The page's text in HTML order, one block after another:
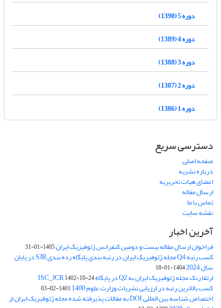
دوره 5 (1390)
دوره 4 (1389)
دوره 3 (1388)
دوره 2 (1387)
دوره 1 (1386)
دسترسی سریع
صفحه اصلی
درباره نشریه
اعضای هیات تحریریه
ارسال مقاله
تماس با ما
نقشه سایت
آخرین اخبار
فراخوان ارسال مقاله بیست و دومین کنفرانس ژئوفیزیک ایران1405-01-31
کسب رتبه Q4 مجله ژئوفیزیک ایران در رتبه بندی پایگاه رده بندی SJR در پایان
سال 2024 1404-01-18
ارتقا رنک مجله ژئوفیزیک ایران به Q2 در پایگاه ISC_JCR 1402-10-24
کسب بالاترین رتبه در ارزیابی نشریات وزارت علوم 1400 1401-02-03
اختصاص شناسه بین المللی DOI به مقالات پذیرفته شده مجله ژئوفیزیک ایران از